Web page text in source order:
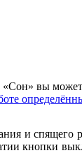
вы
и
кнопки